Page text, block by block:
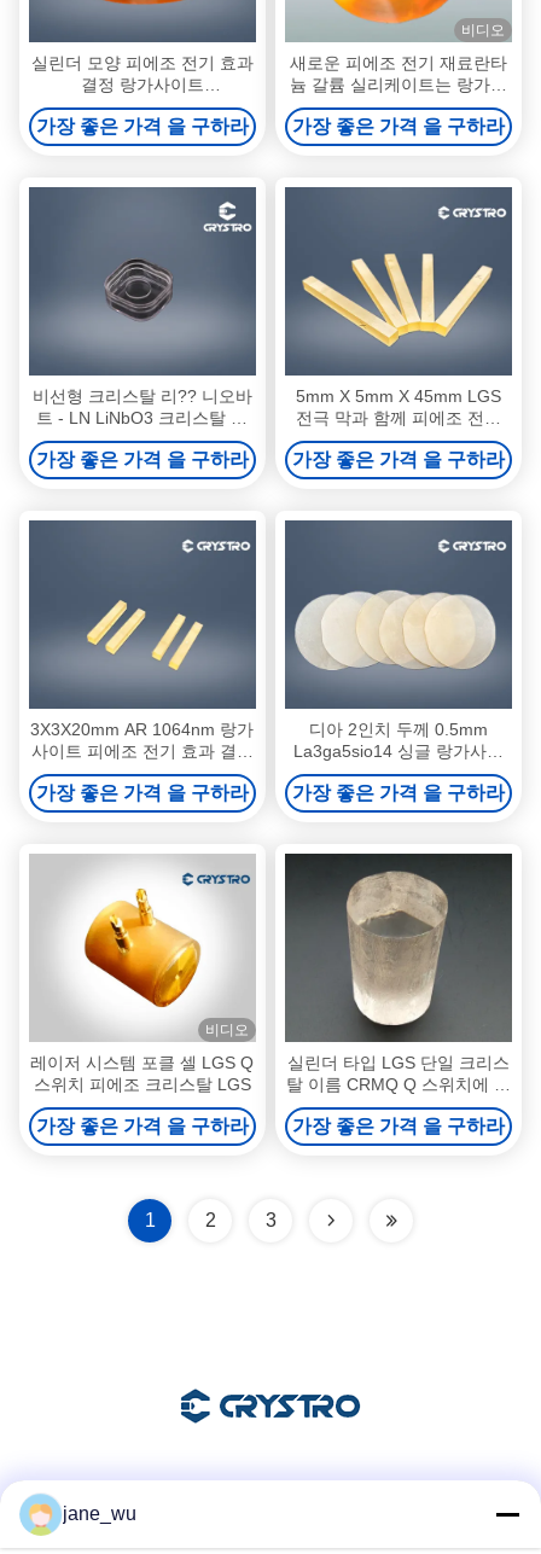
실린더 모양 피에조 전기 효과
결정 랑가사이트
La3Ga5SiO14 LGS
가장 좋은 가격 을 구하라
비디오
새로운 피에조 전기 재료란타
늄 갈륨 실리케이트는 랑가시
트 크리스탈로 알려져 있습니
다.
가장 좋은 가격 을 구하라
비선형 크리스탈 리?? 니오바
트 - LN LiNbO3 크리스탈 물
질
가장 좋은 가격 을 구하라
5mm X 5mm X 45mm LGS
전극 막과 함께 피에조 전기
효과 결정
가장 좋은 가격 을 구하라
3X3X20mm AR 1064nm 랑가
사이트 피에조 전기 효과 결정
La3Ga5SiO14
가장 좋은 가격 을 구하라
디아 2인치 두께 0.5mm
La3ga5sio14 싱글 랑가사이
트 크리스탈 LGS 기판
가장 좋은 가격 을 구하라
비디오
레이저 시스템 포클 셀 LGS Q
스위치 피에조 크리스탈 LGS
가장 좋은 가격 을 구하라
실린더 타입 LGS 단일 크리스
탈 이름 CRMQ Q 스위치에 대
한 BBO를 대체 할 수 있습니
다
가장 좋은 가격 을 구하라
1 2 3
jane_wu